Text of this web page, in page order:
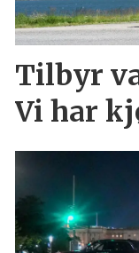
Tilbyr
Vi har